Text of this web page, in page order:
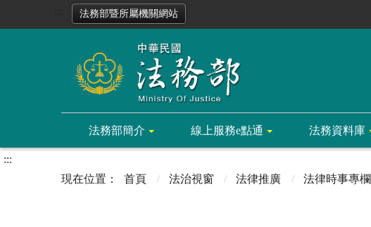
法務部暨所屬機關網站
法務部簡介 線上服務e點通 法務資料庫
:::
首頁
法治視窗 法律推廣 法律時事專欄